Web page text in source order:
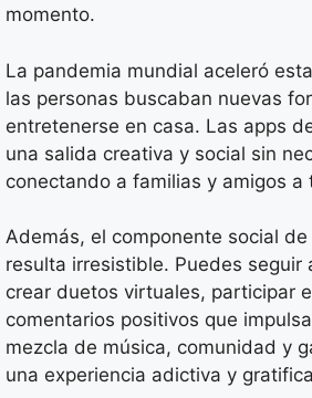
momento.
La pandemia mundial aceleró
las personas buscaban nuevas
entretenerse en casa. Las apps
una salida creativa y social sin
conectando a familias y amigos a
Además, el componente social
resulta irresistible. Puedes seguir
crear duetos virtuales, participar
comentarios positivos que
mezcla de música, comunidad y
una experiencia adictiva y